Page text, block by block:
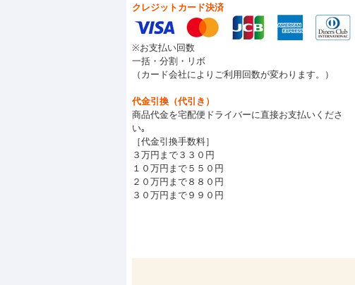
クレジットカード決済
※お支払い回数
一括・分割・リボ
（カード会社によりご利用回数が変わります。）
代金引換（代引き）
商品代金を宅配便ドライバーに直接お支払いくださ
い｡
［代金引換手数料］
３万円まで３３０円
１０万円まで５５０円
２０万円まで８８０円
３０万円まで９９０円